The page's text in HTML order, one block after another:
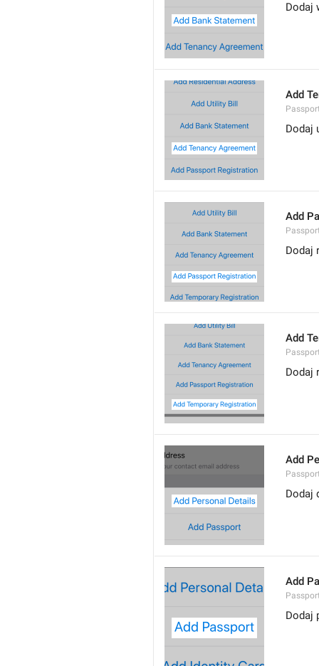
Dodaj
Add
Dodaj
Add
Dodaj
Add
Dodaj
Add
Dodaj
Add
Dodaj